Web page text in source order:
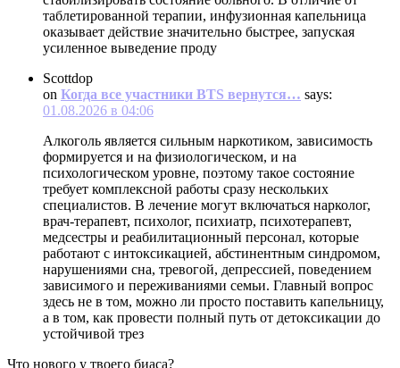
таблетированной терапии, инфузионная капельница
оказывает действие значительно быстрее, запуская
усиленное выведение проду
Scottdop
on Когда все участники BTS вернутся… says:
01.08.2026 в 04:06
Алкоголь является сильным наркотиком, зависимость
формируется и на физиологическом, и на
психологическом уровне, поэтому такое состояние
требует комплексной работы сразу нескольких
специалистов. В лечение могут включаться нарколог,
врач-терапевт, психолог, психиатр, психотерапевт,
медсестры и реабилитационный персонал, которые
работают с интоксикацией, абстинентным синдромом,
нарушениями сна, тревогой, депрессией, поведением
зависимого и переживаниями семьи. Главный вопрос
здесь не в том, можно ли просто поставить капельницу,
а в том, как провести полный путь от детоксикации до
устойчивой трез
Что нового у твоего биаса?